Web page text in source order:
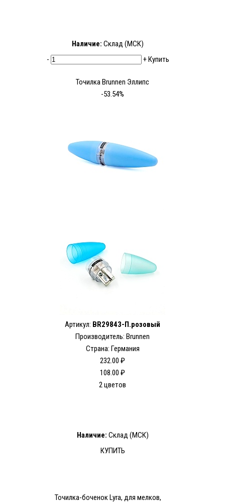
Наличие: Склад (МСК)
-
+Купить
Точилка Brunnen Эллипс
-53.54%
Артикул: BR29843-П.розовый
Производитель: Brunnen
Страна: Германия
232.00 ₽
108.00 ₽
2 цветов
Наличие: Склад (МСК)
КУПИТЬ
Точилка-боченок Lyra, для мелков,